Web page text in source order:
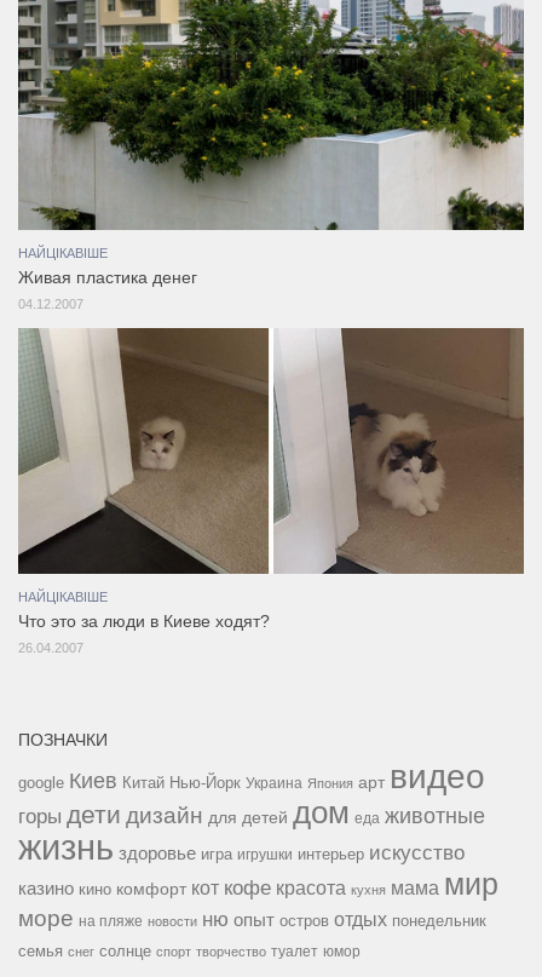
НАЙЦІКАВІШЕ
Живая пластика денег
04.12.2007
НАЙЦІКАВІШЕ
Что это за люди в Киеве ходят?
26.04.2007
ПОЗНАЧКИ
google Киев Китай Нью-Йорк Украина Япония арт видео
горы дети дизайн для детей дом еда животные
жизнь здоровье игра игрушки интерьер искусство
казино кино комфорт кот кофе красота кухня мама мир
море на пляже новости ню опыт остров отдых понедельник
семья снег солнце спорт творчество туалет юмор